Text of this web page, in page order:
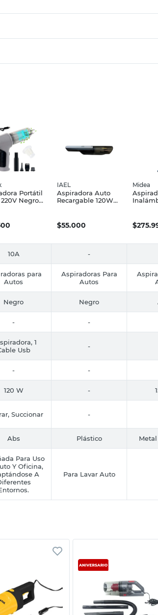
Portátil
Negro
IAEL
Aspiradora Auto
Recargable 120W
$55.000
Midea
$
10A -
para
Autos
Aspiradoras Para
Autos
Negro Negro
- -
1
Usb
-
- -
120 W -
Succionar -
Abs Plástico
Para Uso
Y Oficina,
A
Para Lavar Auto